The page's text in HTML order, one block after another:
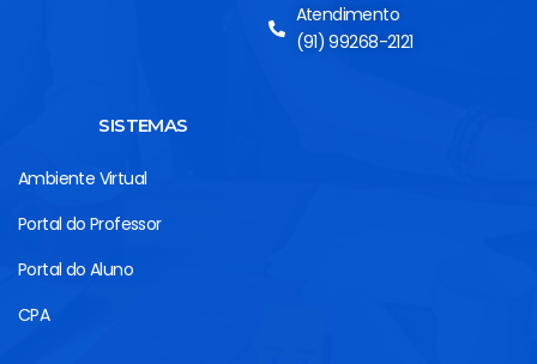
Atendimento
(91) 99268-2121
SISTEMAS
Ambiente Virtual
Portal do Professor
Portal do Aluno
CPA